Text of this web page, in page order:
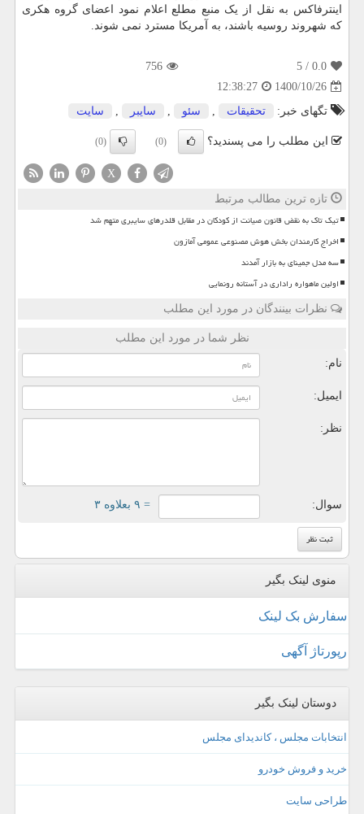
اینترفاکس به نقل از یک منبع مطلع اعلام نمود اعضای گروه هکری
که شهروند روسیه باشند، به آمریکا مسترد نمی شوند.
0.0
/ 5
756
1400/10/26
12:38:27
تگهای خبر:
تحقیقات , سئو , سایبر , سایت
این مطلب را می پسندید؟ (0)
(0)
X
تازه ترین مطالب مرتبط
تیک تاک به نقض قانون صیانت از کودکان در مقابل قلدرهای سایبری متهم شد
اخراج کارمندان بخش هوش مصنوعی عمومی آمازون
سه مدل جمینای به بازار آمدند
اولین ماهواره راداری در آستانه رونمایی
نظرات بینندگان در مورد این مطلب
نظر شما در مورد این مطلب
نام:
ایمیل:
نظر:
سوال: = ۹ بعلاوه ۳
منوی لینک بگیر
سفارش بک لینک
رپورتاژ آگهی
دوستان لینک بگیر
انتخابات مجلس ، کاندیدای مجلس
خرید و فروش خودرو
طراحی سایت